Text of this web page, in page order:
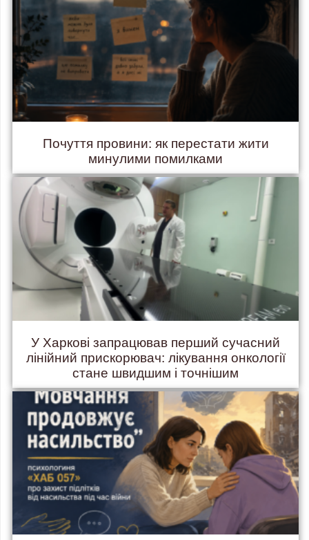
Почуття провини: як перестати жити
минулими помилками
У Харкові запрацював перший сучасний
лінійний прискорювач: лікування онкології
стане швидшим і точнішим